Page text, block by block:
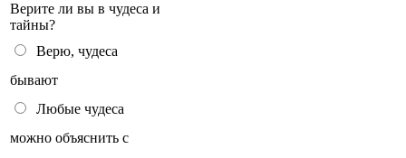
Верите ли вы в чудеса и
тайны?
Верю, чудеса
бывают
Любые чудеса
можно объяснить с